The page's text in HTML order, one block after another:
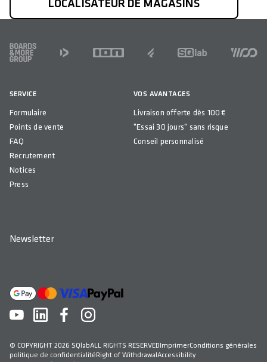
LOCALISATEUR DE MAGASINS
FOOTER
SERVICE
Formulaire
Points de vente
FAQ
Recrutement
Notices
Press
VOS AVANTAGES
Livraison offerte dès 100 €
"Essai 30 jours" sans risque
Conseil personnalisé
Newsletter
© COPYRIGHT 2026 SQlabALL RIGHTS RESERVEDImprimerConditions générales
politique de confidentialitéRight of WithdrawalAccessibility